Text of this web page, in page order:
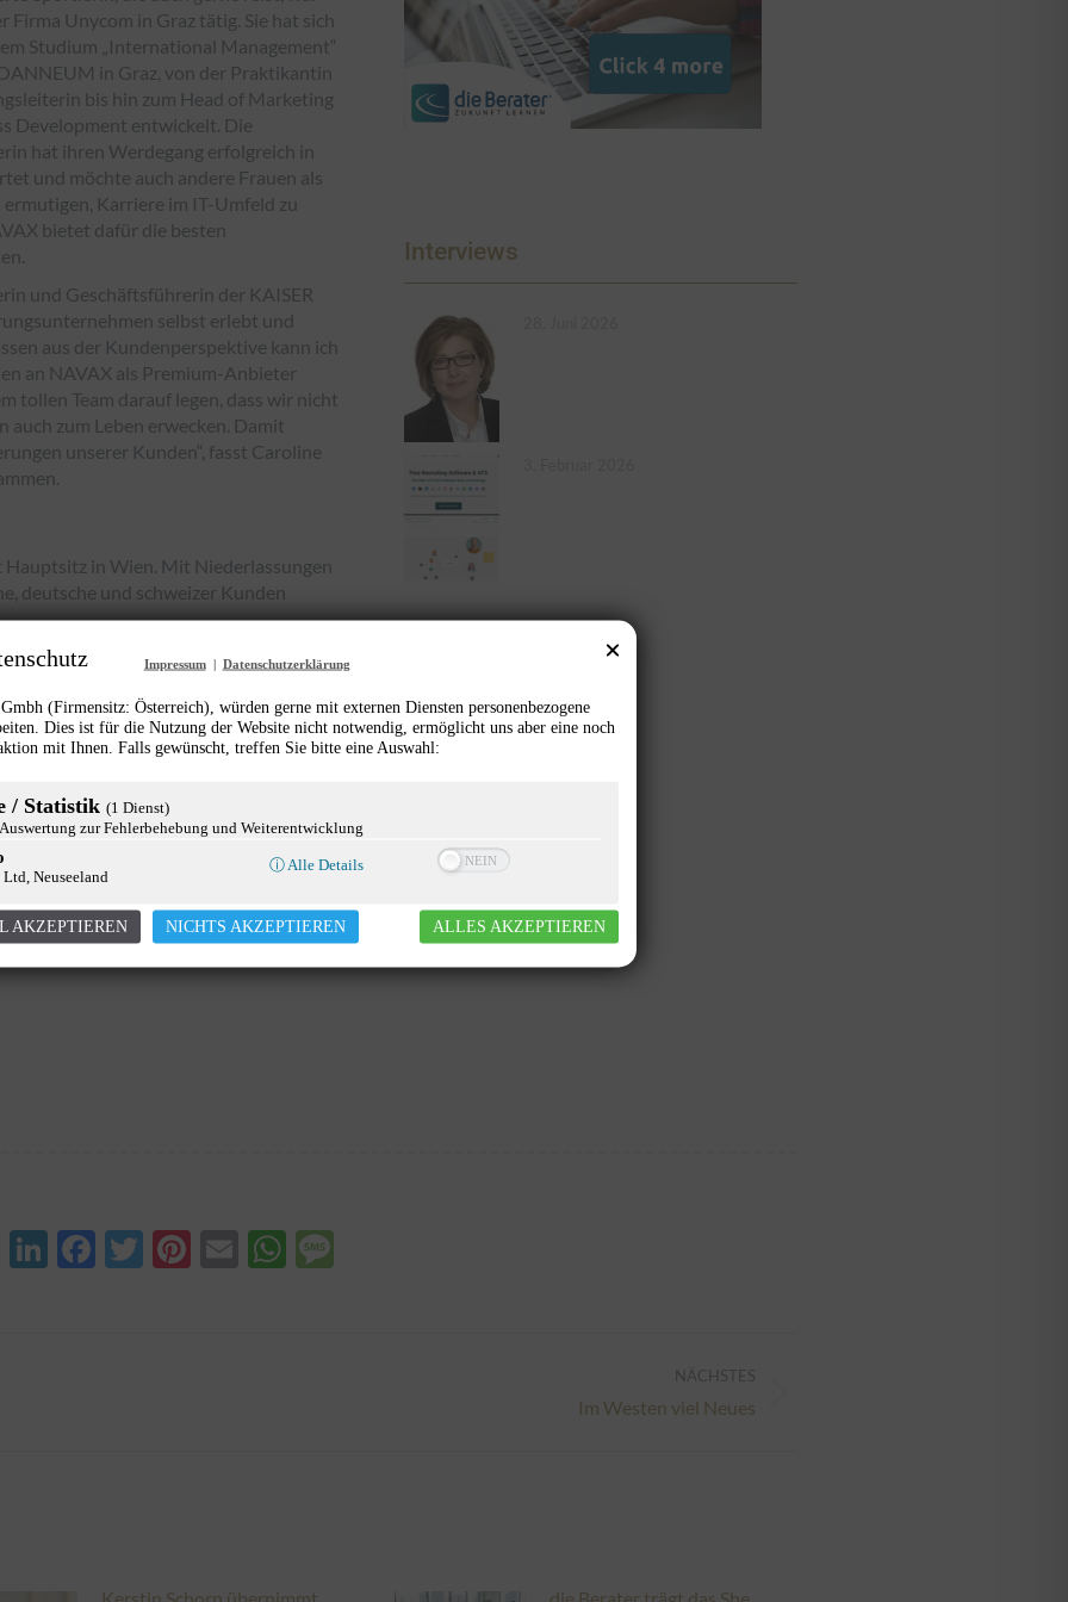
Firma Unycom in Graz tätig. Sie hat sich
Studium „International Management“
in Graz, von der Praktikantin
bis hin zum Head of Marketing
Development entwickelt. Die
hat ihren Werdegang erfolgreich in
und möchte auch andere Frauen als
Karriere im IT-Umfeld zu
bietet dafür die besten
und Geschäftsführerin der KAISER
selbst erlebt und
aus der Kundenperspektive kann ich
an NAVAX als Premium-Anbieter
tollen Team darauf legen, dass wir nicht
zum Leben erwecken. Damit
unserer Kunden“, fasst Caroline
in Wien. Mit Niederlassungen
deutsche und schweizer Kunden
Vorrangig in den Branchen
mehr als 250 Mitarbeiterinnen und
Über 1.000 Unternehmenskunden und
Softwarelösungen.
Von der App-Entwicklung bis hin zum
Von Business-
Ressource Planning (ERP) setzt
Geschäftsprozesse seiner
Interviews
XINGLinkedIn
Facebook
Twitter
Pinterest
EmailWhatsApp
NÄCHSTES
Im Westen viel Neues
Impressum | Datenschutzerklärung
(Firmensitz: Österreich), würden gerne mit externen Diensten personenbezogene
Dies ist für die Nutzung der Website nicht notwendig, ermöglicht uns aber eine noch
mit Ihnen. Falls gewünscht, treffen Sie bitte eine Auswahl:
/ Statistik (1 Dienst)
zur Fehlerbehebung und Weiterentwicklung
Neuseeland
ⓘ Alle Details
AKZEPTIEREN NICHTS AKZEPTIEREN ALLES AKZEPTIEREN